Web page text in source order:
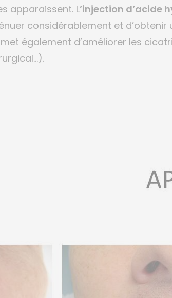
apparaissent. L’injection d’acide
considérablement et d’obtenir
également d’améliorer les